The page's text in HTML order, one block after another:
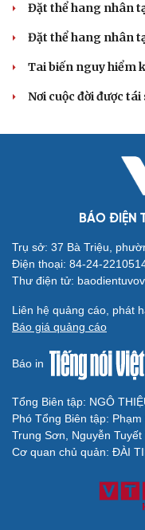
Cải chính
Đặt thể hang nhân
Đặt thể hang nhân
Tai biến nguy hiểm
Nơi cuộc đời được tái
BÁO ĐIỆN
Trụ sở: 37 Bà Triệu,
Điện thoại: 84-24-
Thư điện tử:
Liên hệ quảng cáo, phát
Báo giá quảng cáo
Báo in
Tổng Biên tập: NGÔ
Phó Tổng Biên tập:
Trung Sơn, Nguyễn Tuyết
Cơ quan chủ quản: ĐÀI